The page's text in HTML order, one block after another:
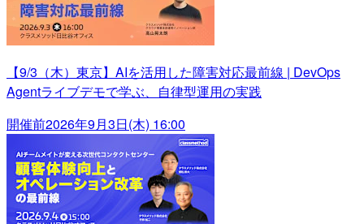
【9/3（木）東京】AIを活用した障害対応最前線 | DevOps
Agentライブデモで学ぶ、自律型運用の実践
開催前2026年9月3日(木) 16:00